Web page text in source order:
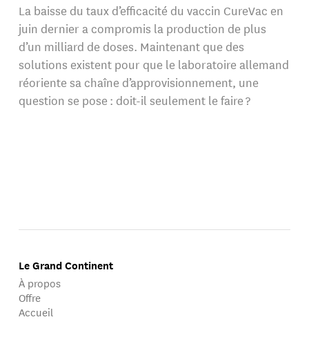
La baisse du taux d’efficacité du vaccin CureVac en
juin dernier a compromis la production de plus
d’un milliard de doses. Maintenant que des
solutions existent pour que le laboratoire allemand
réoriente sa chaîne d’approvisionnement, une
question se pose : doit-il seulement le faire ?
Le Grand Continent
À propos
Offre
Accueil